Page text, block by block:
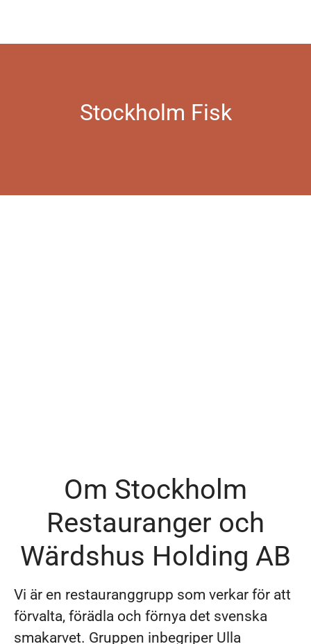
Stockholm Fisk
Om Stockholm
Restauranger och
Wärdshus Holding AB
Vi är en restauranggrupp som verkar för att
förvalta, förädla och förnya det svenska
smakarvet. Gruppen inbegriper Ulla